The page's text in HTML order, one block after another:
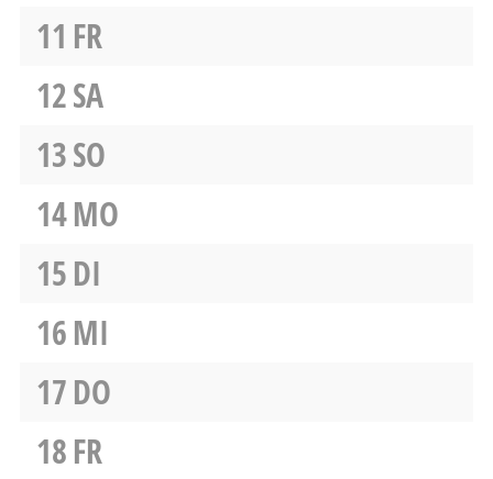
11 FR
12SA
13SO
14MO
15DI
16MI
17DO
18FR